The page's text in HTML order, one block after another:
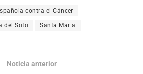
contra el Cáncer
del Soto Santa Marta
Noticia anterior